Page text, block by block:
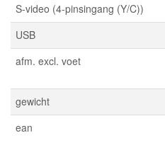
S-video (4-pinsingang (Y/C))
USB
afm. excl. voet
gewicht
ean